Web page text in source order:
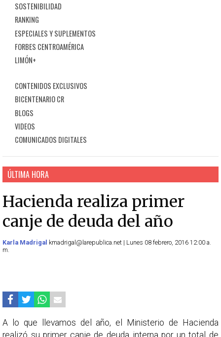
SOSTENIBILIDAD
RANKING
ESPECIALES Y SUPLEMENTOS
FORBES CENTROAMÉRICA
LIMÓN+
CONTENIDOS EXCLUSIVOS
BICENTENARIO CR
BLOGS
VIDEOS
COMUNICADOS DIGITALES
ÚLTIMA HORA
Hacienda realiza primer
canje de deuda del año
Karla Madrigal kmadrigal@larepublica.net | Lunes 08 febrero, 2016 12:00 a.
m.
A lo que llevamos del año, el Ministerio de Hacienda